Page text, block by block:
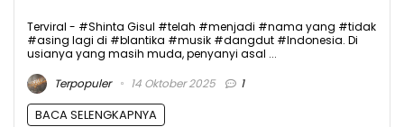
Terviral - #Shinta Gisul #telah #menjadi #nama yang #tidak
#asing lagi di #blantika #musik #dangdut #Indonesia. Di
usianya yang masih muda, penyanyi asal ...
Terpopuler
14 Oktober 2025 1
BACA SELENGKAPNYA